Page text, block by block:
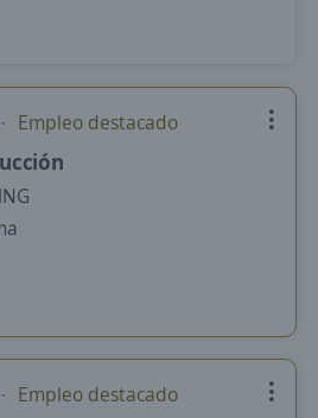
Empleo destacado
Empleo destacado